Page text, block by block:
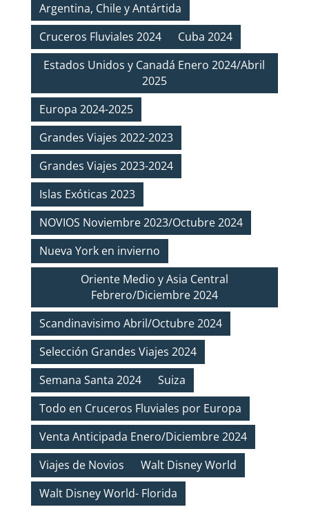
Argentina, Chile y Antártida
Cruceros Fluviales 2024
Cuba 2024
Estados Unidos y Canadá Enero 2024/Abril
2025
Europa 2024-2025
Grandes Viajes 2022-2023
Grandes Viajes 2023-2024
Islas Exóticas 2023
NOVIOS Noviembre 2023/Octubre 2024
Nueva York en invierno
Oriente Medio y Asia Central
Febrero/Diciembre 2024
Scandinavisimo Abril/Octubre 2024
Selección Grandes Viajes 2024
Semana Santa 2024
Suiza
Todo en Cruceros Fluviales por Europa
Venta Anticipada Enero/Diciembre 2024
Viajes de Novios
Walt Disney World
Walt Disney World- Florida